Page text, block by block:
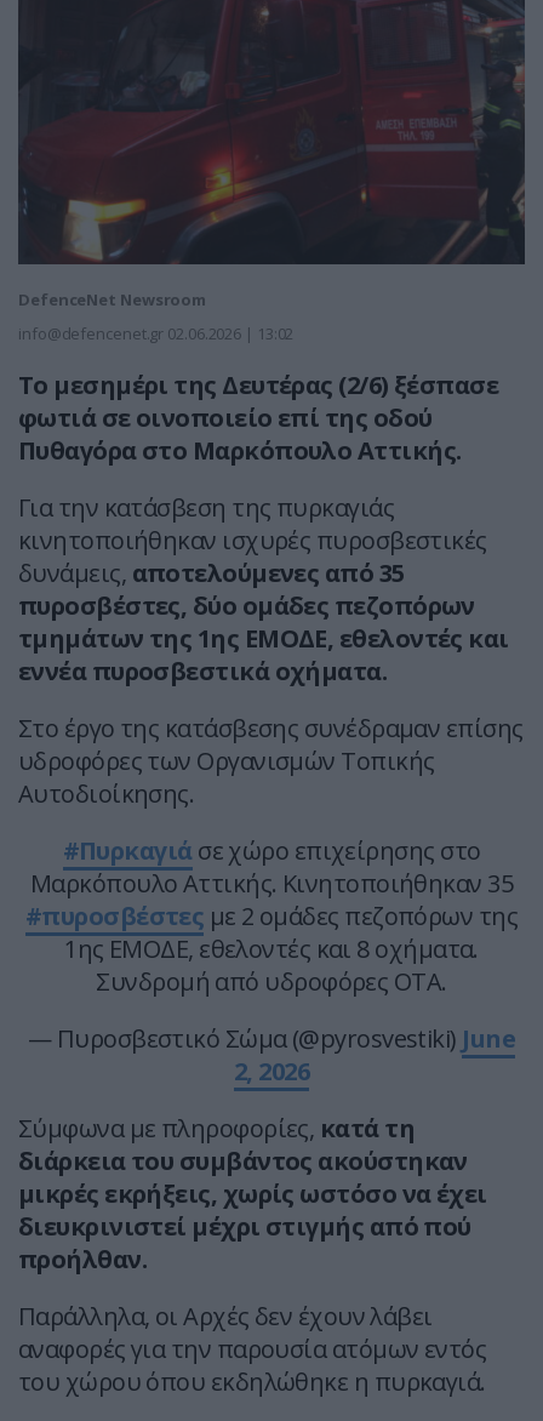
DefenceNet Newsroom
info@defencenet.gr 02.06.2026 | 13:02
Το μεσημέρι της Δευτέρας (2/6) ξέσπασε
φωτιά σε οινοποιείο επί της οδού
Πυθαγόρα στο Μαρκόπουλο Αττικής.
Για την κατάσβεση της πυρκαγιάς
κινητοποιήθηκαν ισχυρές πυροσβεστικές
δυνάμεις, αποτελούμενες από 35
πυροσβέστες, δύο ομάδες πεζοπόρων
τμημάτων της 1ης ΕΜΟΔΕ, εθελοντές και
εννέα πυροσβεστικά οχήματα.
Στο έργο της κατάσβεσης συνέδραμαν επίσης
υδροφόρες των Οργανισμών Τοπικής
Αυτοδιοίκησης.
#Πυρκαγιάσε χώρο επιχείρησης στο
Μαρκόπουλο Αττικής. Κινητοποιήθηκαν 35
#πυροσβέστες με 2 ομάδες πεζοπόρων της
1ης ΕΜΟΔΕ, εθελοντές και 8 οχήματα.
Συνδρομή από υδροφόρες ΟΤΑ.
— Πυροσβεστικό Σώμα (@pyrosvestiki) June
2, 2026
Σύμφωνα με πληροφορίες, κατά τη
διάρκεια του συμβάντος ακούστηκαν
μικρές εκρήξεις, χωρίς ωστόσο να έχει
διευκρινιστεί μέχρι στιγμής από πού
προήλθαν.
Παράλληλα, οι Αρχές δεν έχουν λάβει
αναφορές για την παρουσία ατόμων εντός
του χώρου όπου εκδηλώθηκε η πυρκαγιά.